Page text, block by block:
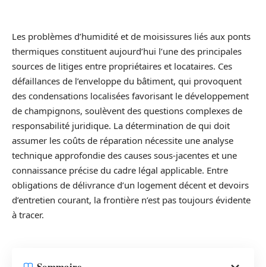
Les problèmes d’humidité et de moisissures liés aux ponts
thermiques constituent aujourd’hui l’une des principales
sources de litiges entre propriétaires et locataires. Ces
défaillances de l’enveloppe du bâtiment, qui provoquent
des condensations localisées favorisant le développement
de champignons, soulèvent des questions complexes de
responsabilité juridique. La détermination de qui doit
assumer les coûts de réparation nécessite une analyse
technique approfondie des causes sous-jacentes et une
connaissance précise du cadre légal applicable. Entre
obligations de délivrance d’un logement décent et devoirs
d’entretien courant, la frontière n’est pas toujours évidente
à tracer.